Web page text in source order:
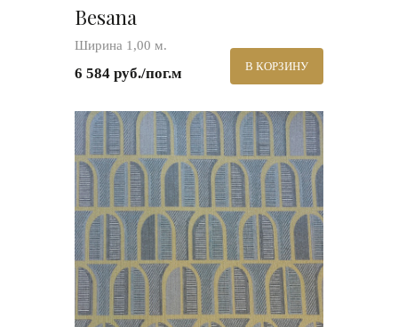
Besana
Ширина 1,00 м.
6 584 руб./пог.м В КОРЗИНУ